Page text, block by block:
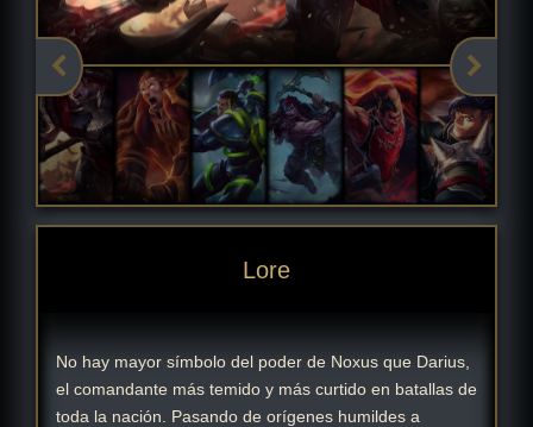
Lore
No hay mayor símbolo del poder de Noxus que Darius,
el comandante más temido y más curtido en batallas de
toda la nación. Pasando de orígenes humildes a